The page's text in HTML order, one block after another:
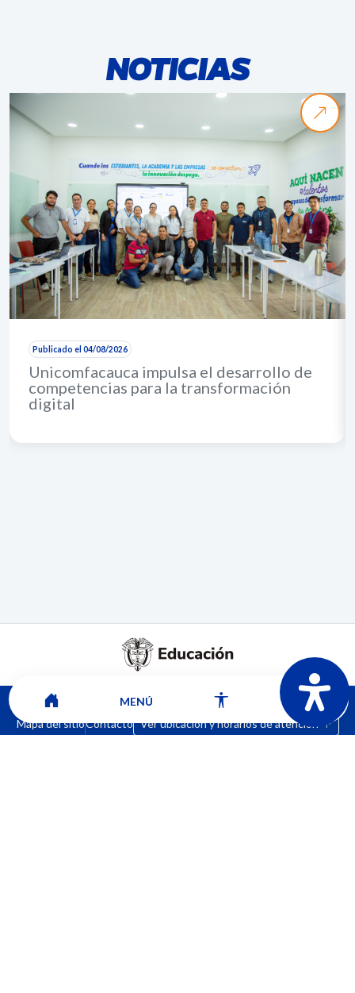
NOTICIAS
Publicado el 04/08/2026
Unicomfacauca impulsa el desarrollo de
competencias para la transformación
digital
Mapa del sitioContacto Ver ubicación y horarios de atención
MENÚ